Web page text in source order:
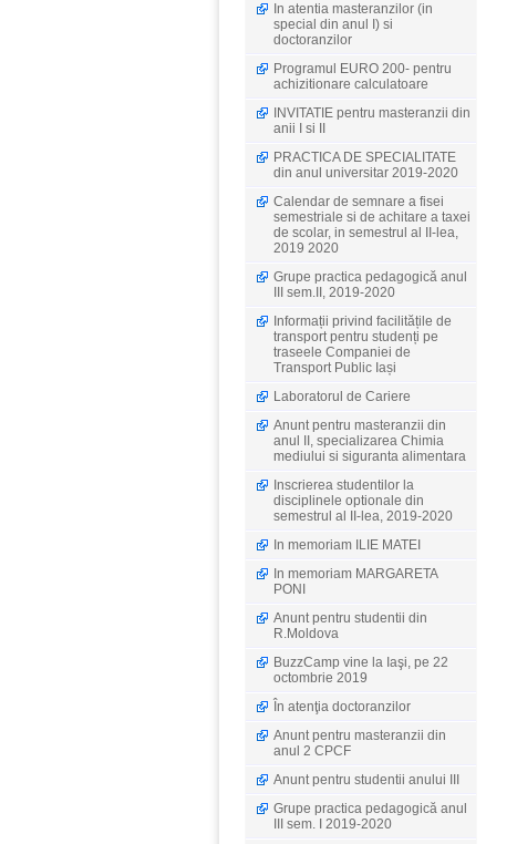
In atentia masteranzilor (in
special din anul I) si
doctoranzilor
Programul EURO 200- pentru
achizitionare calculatoare
INVITATIE pentru masteranzii din
anii I si II
PRACTICA DE SPECIALITATE
din anul universitar 2019-2020
Calendar de semnare a fisei
semestriale si de achitare a taxei
de scolar, in semestrul al II-lea,
2019 2020
Grupe practica pedagogică anul
III sem.II, 2019-2020
Informații privind facilitățile de
transport pentru studenți pe
traseele Companiei de
Transport Public Iași
Laboratorul de Cariere
Anunt pentru masteranzii din
anul II, specializarea Chimia
mediului si siguranta alimentara
Inscrierea studentilor la
disciplinele optionale din
semestrul al II-lea, 2019-2020
In memoriam ILIE MATEI
In memoriam MARGARETA
PONI
Anunt pentru studentii din
R.Moldova
BuzzCamp vine la Iaşi, pe 22
octombrie 2019
În atenţia doctoranzilor
Anunt pentru masteranzii din
anul 2 CPCF
Anunt pentru studentii anului III
Grupe practica pedagogică anul
III sem. I 2019-2020